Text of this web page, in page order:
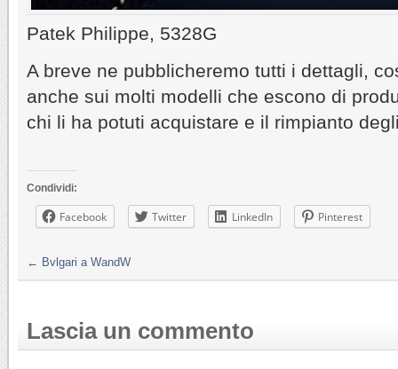
Patek Philippe, 5328G
A breve ne pubblicheremo tutti i dettagli,
anche sui molti modelli che escono di
chi li ha potuti acquistare e il rimpianto
Condividi:
Facebook Twitter LinkedIn Pinterest
← Bvlgari a WandW
Lascia un commento